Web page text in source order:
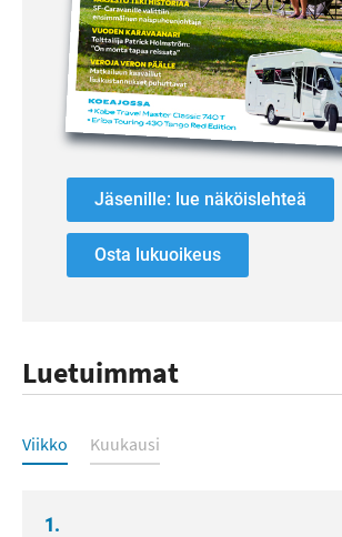
Jäsenille: lue näköislehteä
Osta lukuoikeus
Luetuimmat
Luetuimmat
Viikko Kuukausi
1.